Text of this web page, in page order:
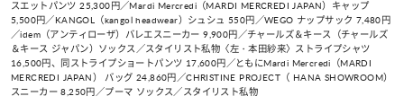
スエットパンツ 25,300円／Mardi Mercredi（MARDI MERCREDI JAPAN）キャップ
5,500円／KANGOL（kangol headwear）シュシュ 550円／WEGO ナップサック 7,480円
／idem（アンティローザ）バレエスニーカー 9,900円／チャールズ＆キース（チャールズ
＆キース ジャパン）ソックス／スタイリスト私物〈左・本田紗来〉ストライプシャツ
16,500円、同ストライプショートパンツ 17,600円／ともにMardi Mercredi（MARDI
MERCREDI JAPAN） バッグ 24,860円／CHRISTINE PROJECT（ HANA SHOWROOM）
スニーカー 8,250円／プーマ ソックス／スタイリスト私物